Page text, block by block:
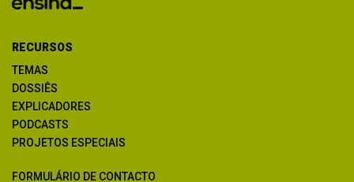
RECURSOS
TEMAS
DOSSIÊS
EXPLICADORES
PODCASTS
PROJETOS ESPECIAIS
FORMULÁRIO DE CONTACTO